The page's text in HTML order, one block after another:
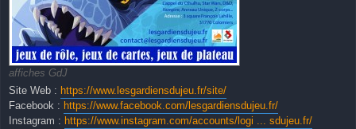
affiches GdJ
Site Web : https://www.lesgardiensdujeu.fr/site/
Facebook : https://www.facebook.com/lesgardiensdujeu.fr/
Instagram : https://www.instagram.com/accounts/logi ... sdujeu.fr/